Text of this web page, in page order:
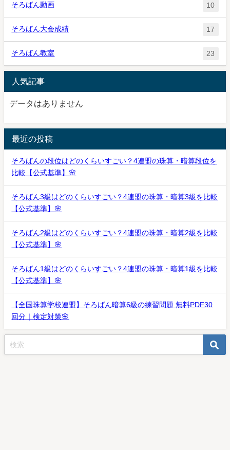
そろばん動画 10
そろばん大会成績 17
そろばん教室 23
人気記事
データはありません
最近の投稿
そろばんの段位はどのくらいすごい？4連盟の珠算・暗算段位を
比較【公式基準】🌸
そろばん3級はどのくらいすごい？4連盟の珠算・暗算3級を比較
【公式基準】🌸
そろばん2級はどのくらいすごい？4連盟の珠算・暗算2級を比較
【公式基準】🌸
そろばん1級はどのくらいすごい？4連盟の珠算・暗算1級を比較
【公式基準】🌸
【全国珠算学校連盟】そろばん暗算6級の練習問題 無料PDF30
回分｜検定対策🌸